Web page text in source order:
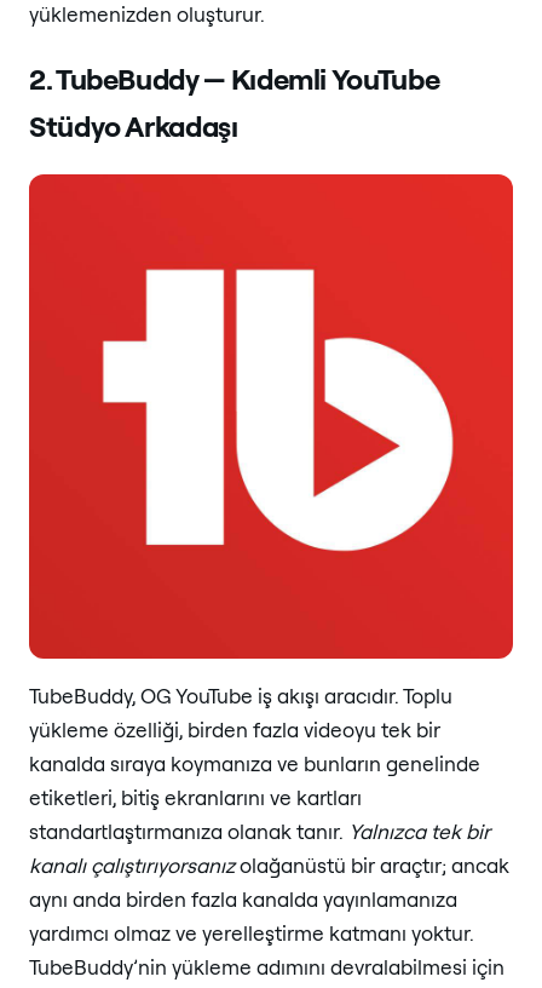
yüklemenizden oluşturur.
2. TubeBuddy — Kıdemli YouTube
Stüdyo Arkadaşı
TubeBuddy, OG YouTube iş akışı aracıdır. Toplu
yükleme özelliği, birden fazla videoyu tek bir
kanalda sıraya koymanıza ve bunların genelinde
etiketleri, bitiş ekranlarını ve kartları
standartlaştırmanıza olanak tanır. Yalnızca tek bir
kanalı çalıştırıyorsanızolağanüstü bir araçtır; ancak
aynı anda birden fazla kanalda yayınlamanıza
yardımcı olmaz ve yerelleştirme katmanı yoktur.
TubeBuddy’nin yükleme adımını devralabilmesi için